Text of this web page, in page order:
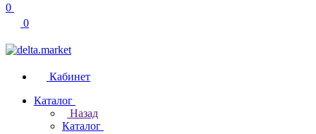
0
0
Кабинет
Каталог
Назад
Каталог